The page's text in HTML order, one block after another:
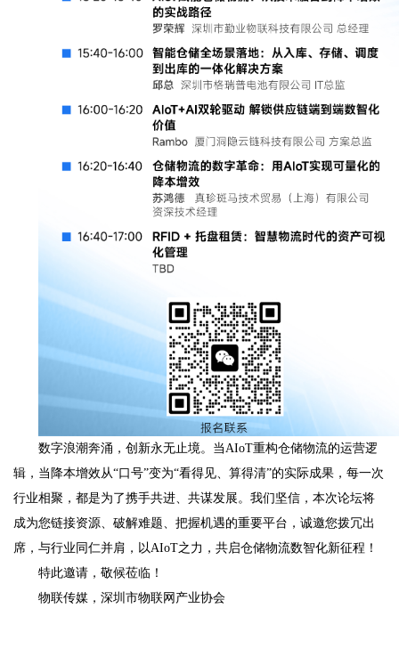
数字浪潮奔涌，创新永无止境。当AIoT重构仓储物流的运营逻
辑，当降本增效从“口号”变为“看得见、算得清”的实际成果，每一次
行业相聚，都是为了携手共进、共谋发展。我们坚信，本次论坛将
成为您链接资源、破解难题、把握机遇的重要平台，诚邀您拨冗出
席，与行业同仁并肩，以AIoT之力，共启仓储物流数智化新征程！
特此邀请，敬候莅临！
物联传媒，深圳市物联网产业协会